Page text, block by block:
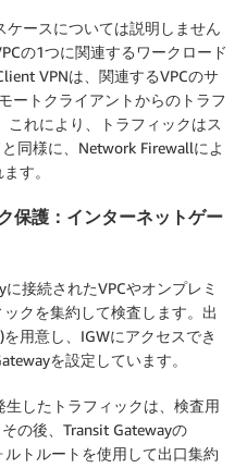
ケースについては説明しません
の1つに関連するワークロード
VPNは、関連するVPCのサ
ートクライアントからのトラフ
これにより、トラフィックはス
同様に、Network Firewallによ
す。
保護：インターネットゲー
接続されたVPCやオンプレミ
クを集約して検査します。出
用意し、IGWにアクセスでき
を設定しています。
生したトラフィックは、検査用
の後、Transit Gatewayの
トルートを使用して出口集約